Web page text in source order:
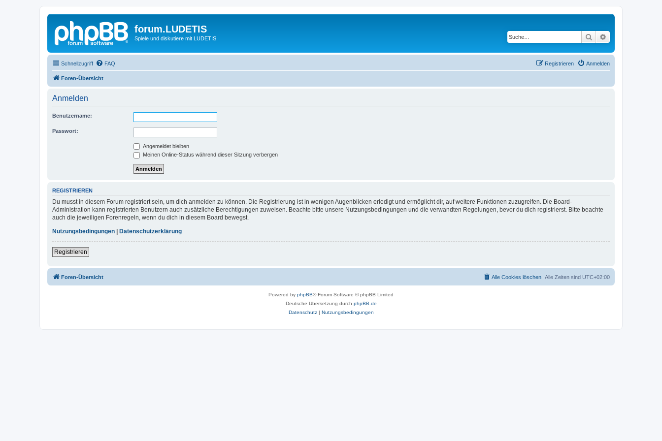
forum.LUDETIS
Spiele und diskutiere mit LUDETIS. Suche
Schnellzugriff FAQ Anmelden
Registrieren
Foren-Übersicht
Anmelden
Benutzername:
Passwort:
Angemeldet bleiben
Meinen Online-Status während dieser Sitzung verbergen
REGISTRIEREN
Du musst in diesem Forum registriert sein, um dich anmelden zu können. Die Registrierung ist in wenigen Augenblicken erledigt und ermöglicht dir, auf weitere Funktionen zuzugreifen. Die Board-
Administration kann registrierten Benutzern auch zusätzliche Berechtigungen zuweisen. Beachte bitte unsere Nutzungsbedingungen und die verwandten Regelungen, bevor du dich registrierst. Bitte beachte
auch die jeweiligen Forenregeln, wenn du dich in diesem Board bewegst.
Nutzungsbedingungen
Datenschutzerklärung
Registrieren
Foren-Übersicht Alle Zeiten sind UTC+02:00
Alle Cookies löschen
Powered by phpBB® Forum Software © phpBB Limited
Deutsche Übersetzung durch phpBB.de
Datenschutz| Nutzungsbedingungen